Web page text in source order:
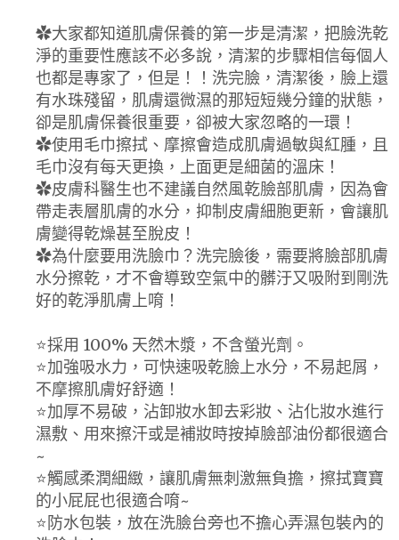
✿大家都知道肌膚保養的第一步是清潔，把臉洗乾
淨的重要性應該不必多說，清潔的步驟相信每個人
也都是專家了，但是！！洗完臉，清潔後，臉上還
有水珠殘留，肌膚還微濕的那短短幾分鐘的狀態，
卻是肌膚保養很重要，卻被大家忽略的一環！
✿使用毛巾擦拭、摩擦會造成肌膚過敏與紅腫，且
毛巾沒有每天更換，上面更是細菌的溫床！
✿皮膚科醫生也不建議自然風乾臉部肌膚，因為會
帶走表層肌膚的水分，抑制皮膚細胞更新，會讓肌
膚變得乾燥甚至脫皮！
✿為什麼要用洗臉巾？洗完臉後，需要將臉部肌膚
水分擦乾，才不會導致空氣中的髒汙又吸附到剛洗
好的乾淨肌膚上唷！
⭐️採用 100% 天然木漿，不含螢光劑。
⭐️加強吸水力，可快速吸乾臉上水分，不易起屑，
不摩擦肌膚好舒適！
⭐️加厚不易破，沾卸妝水卸去彩妝、沾化妝水進行
濕敷、用來擦汗或是補妝時按掉臉部油份都很適合
~
⭐️觸感柔潤細緻，讓肌膚無刺激無負擔，擦拭寶寶
的小屁屁也很適合唷~
⭐️防水包裝，放在洗臉台旁也不擔心弄濕包裝內的